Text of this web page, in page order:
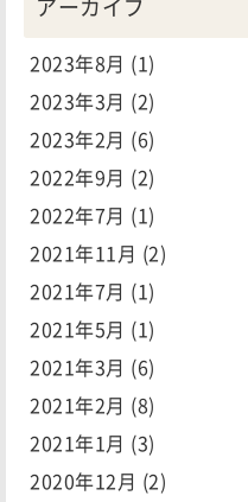
2023年8月 (1)
2023年3月 (2)
2023年2月 (6)
2022年9月 (2)
2022年7月 (1)
2021年11月 (2)
2021年7月 (1)
2021年5月 (1)
2021年3月 (6)
2021年2月 (8)
2021年1月 (3)
2020年12月 (2)